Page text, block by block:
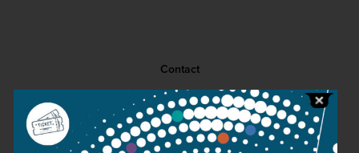
Contact
Public information
Press room
Terms and privacy